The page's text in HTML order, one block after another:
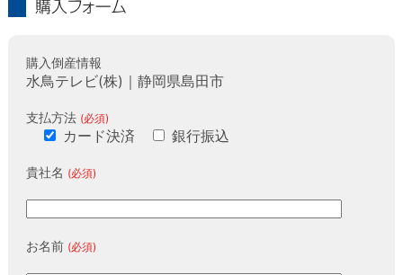
購入倒産情報
水鳥テレビ(株)｜静岡県島田市
支払方法 (必須)
カード決済 銀行振込
貴社名 (必須)
お名前 (必須)